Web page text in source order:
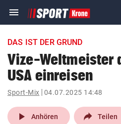
menu Navigation
ein-/ausklappen
account_circle Anmelden
pin_drop
Wien
DAS IST DER GRUND
Vize-Weltmeister
USA einreisen
Sport-Mix 04.07.2025 14:48
play_arrow Anhören Teilen